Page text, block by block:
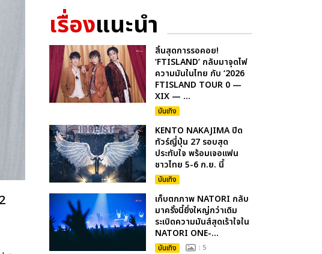
เรื่องแนะนำ
สิ้นสุดการรอคอย!
‘FTISLAND’ กลับมาจุดไฟ
ความมันในไทย กับ ‘2026
FTISLAND TOUR 0 —
XIX — ...
บันเทิง
KENTO NAKAJIMA ปิด
ทัวร์ญี่ปุ่น 27 รอบสุด
ประทับใจ พร้อมเจอแฟน
ชาวไทย 5-6 ก.ย. นี้
บันเทิง
เก็บตกภาพ NATORI กลับ
มาครั้งนี้ยิ่งใหญ่กว่าเดิม
ระเบิดความมันส์สุดเร้าใจใน
NATORI ONE-...
บันเทิง : 5